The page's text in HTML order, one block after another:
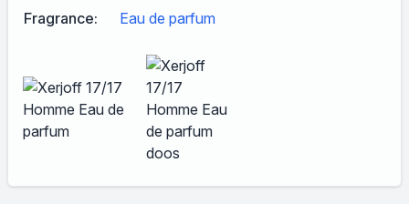
Fragrance:
Eau de parfum